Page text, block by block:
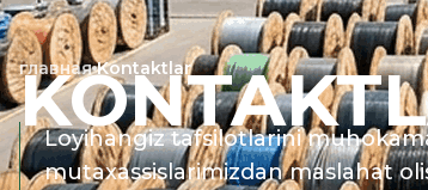
главная Kontaktlar
Loyihangiz tafsilotlarini
mutaxassislarimizdan maslahat